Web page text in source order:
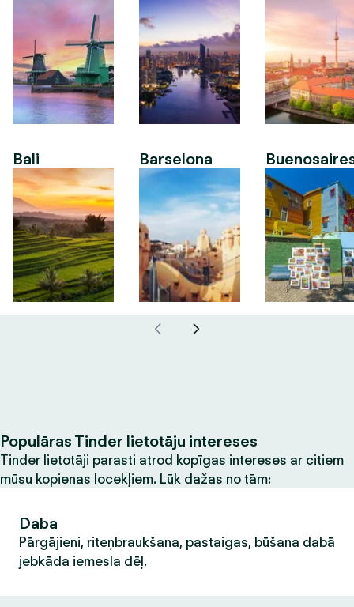
Bali Barselona
Populāras Tinder lietotāju intereses
Tinder lietotāji parasti atrod kopīgas intereses ar citiem
mūsu kopienas locekļiem. Lūk dažas no tām:
Daba
Pārgājieni, riteņbraukšana, pastaigas, būšana dabā
jebkāda iemesla dēļ.